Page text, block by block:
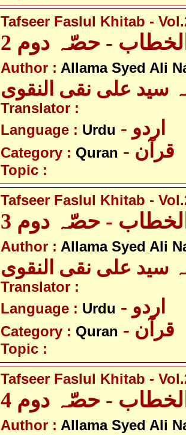
Tafseer Faslul Khitab -
- حصّہ دوم 2
Author : Allama Syed Ali
سید علی نقی النقوی
Translator :
Language : Urdu - اردو
Category : Quran - قرآن
Topic :
Tafseer Faslul Khitab -
- حصّہ دوم 3
Author : Allama Syed Ali
سید علی نقی النقوی
Translator :
Language : Urdu - اردو
Category : Quran - قرآن
Topic :
Tafseer Faslul Khitab -
- حصّہ دوم 4
Author : Allama Syed Ali